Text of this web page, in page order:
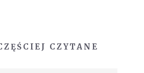
CZYTANE